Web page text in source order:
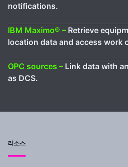
notifications.
IBM Maximo® – Retrieve
location data and access work
OPC sources – Link data with
as DCS.
리소스